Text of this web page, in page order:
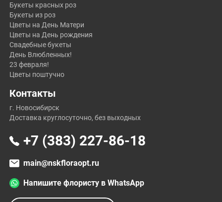
Букеты красных роз
Букеты из роз
Цветы на День Матери
Цветы на День рождения
Свадебные букеты
День Влюбленных!
23 февраля!
Цветы поштучно
Контакты
г. Новосибирск
Доставка круглосуточно, без выходных
+7 (383) 227-86-18
main@nskfloraopt.ru
Напишите флористу в WhatsApp